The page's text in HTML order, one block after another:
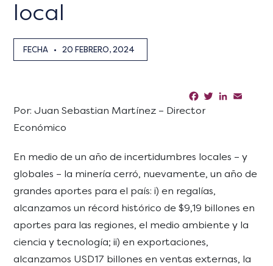
local
FECHA • 20 FEBRERO, 2024
Facebook
TwitterLinkedIn
Por: Juan Sebastian Martínez – Director
Económico
En medio de un año de incertidumbres locales – y
globales – la minería cerró, nuevamente, un año de
grandes aportes para el país: i) en regalías,
alcanzamos un récord histórico de $9,19 billones en
aportes para las regiones, el medio ambiente y la
ciencia y tecnología; ii) en exportaciones,
alcanzamos USD17 billones en ventas externas, la